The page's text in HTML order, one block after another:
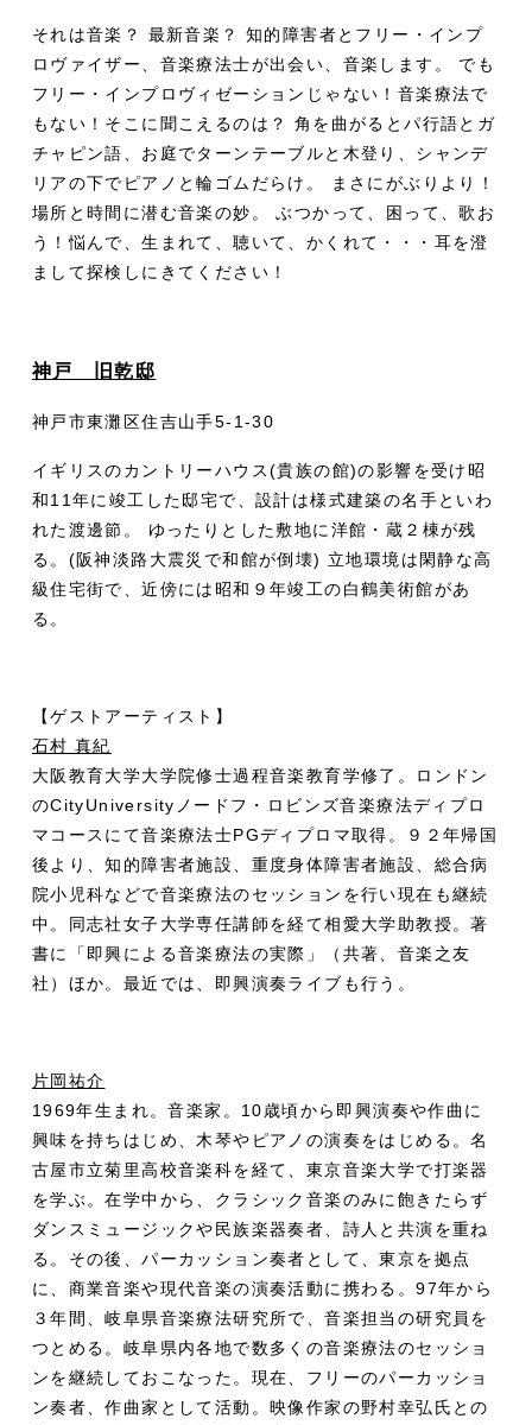
それは音楽？ 最新音楽？ 知的障害者とフリー・インプ
ロヴァイザー、音楽療法士が出会い、音楽します。 でも
フリー・インプロヴィゼーションじゃない！音楽療法で
もない！そこに聞こえるのは？ 角を曲がるとパ行語とガ
チャピン語、お庭でターンテーブルと木登り、シャンデ
リアの下でピアノと輪ゴムだらけ。 まさにがぶりより！
場所と時間に潜む音楽の妙。 ぶつかって、困って、歌お
う！悩んで、生まれて、聴いて、かくれて・・・耳を澄
まして探検しにきてください！
神戸 旧乾邸
神戸市東灘区住吉山手5-1-30
イギリスのカントリーハウス(貴族の館)の影響を受け昭
和11年に竣工した邸宅で、設計は様式建築の名手といわ
れた渡邊節。 ゆったりとした敷地に洋館・蔵２棟が残
る。(阪神淡路大震災で和館が倒壊) 立地環境は閑静な高
級住宅街で、近傍には昭和９年竣工の白鶴美術館があ
る。
【ゲストアーティスト】
石村 真紀
大阪教育大学大学院修士過程音楽教育学修了。ロンドン
のCityUniversityノードフ・ロビンズ音楽療法ディプロ
マコースにて音楽療法士PGディプロマ取得。９２年帰国
後より、知的障害者施設、重度身体障害者施設、総合病
院小児科などで音楽療法のセッションを行い現在も継続
中。同志社女子大学専任講師を経て相愛大学助教授。著
書に「即興による音楽療法の実際」（共著、音楽之友
社）ほか。最近では、即興演奏ライブも行う。
片岡祐介
1969年生まれ。音楽家。10歳頃から即興演奏や作曲に
興味を持ちはじめ、木琴やピアノの演奏をはじめる。名
古屋市立菊里高校音楽科を経て、東京音楽大学で打楽器
を学ぶ。在学中から、クラシック音楽のみに飽きたらず
ダンスミュージックや民族楽器奏者、詩人と共演を重ね
る。その後、パーカッション奏者として、東京を拠点
に、商業音楽や現代音楽の演奏活動に携わる。97年から
３年間、岐阜県音楽療法研究所で、音楽担当の研究員を
つとめる。岐阜県内各地で数多くの音楽療法のセッショ
ンを継続しておこなった。現在、フリーのパーカッショ
ン奏者、作曲家として活動。映像作家の野村幸弘氏との